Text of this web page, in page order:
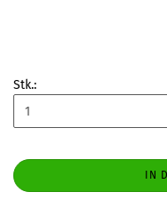
Stk.:
IN